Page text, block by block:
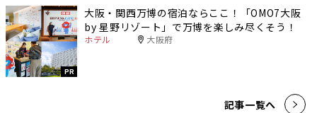
PR
大阪・関西万博の宿泊ならここ！「OMO7大阪
by 星野リゾート」で万博を楽しみ尽くそう！
ホテル 大阪府
記事一覧へ